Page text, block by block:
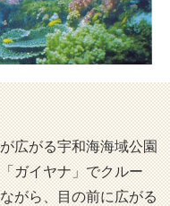
広がる宇和海海域公園
ガイヤナ」でクルー
がら、目の前に広がる